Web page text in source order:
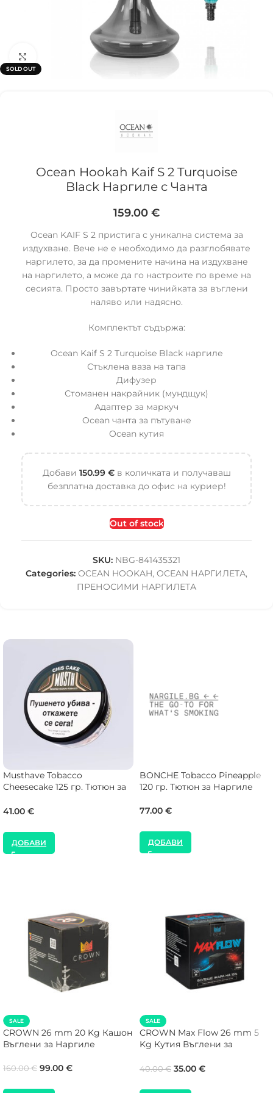
SOLD OUT
Click to enlarge
Ocean Hookah Kaif S 2 Turquoise
Black Наргиле с Чанта
159.00 €
Оcean KAIF S 2 пристига с уникална система за
издухване. Вече не е необходимо да разглобявате
наргилето, за да промените начина на издухване
на наргилето, а може да го настроите по време на
сесията. Просто завъртате чинийката за въглени
наляво или надясно.
Комплектът съдържа:
Ocean Kaif S 2 Turquoise Black наргиле
Стъклена ваза на тапа
Дифузер
Стоманен накрайник (мундщук)
Адаптер за маркуч
Ocean чанта за пътуване
Ocean кутия
Добави 150.99 €в количката и получаваш
безплатна доставка до офис на куриер!
Out of stock
SKU: NBG-841435321
Categories: OCEAN HOOKAH, OCEAN НАРГИЛЕТА,
ПРЕНОСИМИ НАРГИЛЕТА
Musthave Tobacco
Cheesecake 125 гр. Тютюн за
41.00 €
ДОБАВИ
BONCHE Tobacco Pineapple
120 гр. Тютюн за Наргиле
77.00 €
ДОБАВИ
SALE
CROWN 26 mm 20 Kg Кашон
Въглени за Наргиле
160.00€ 99.00 €
SALE
CROWN Max Flow 26 mm 5
Kg Кутия Въглени за
40.00€ 35.00 €